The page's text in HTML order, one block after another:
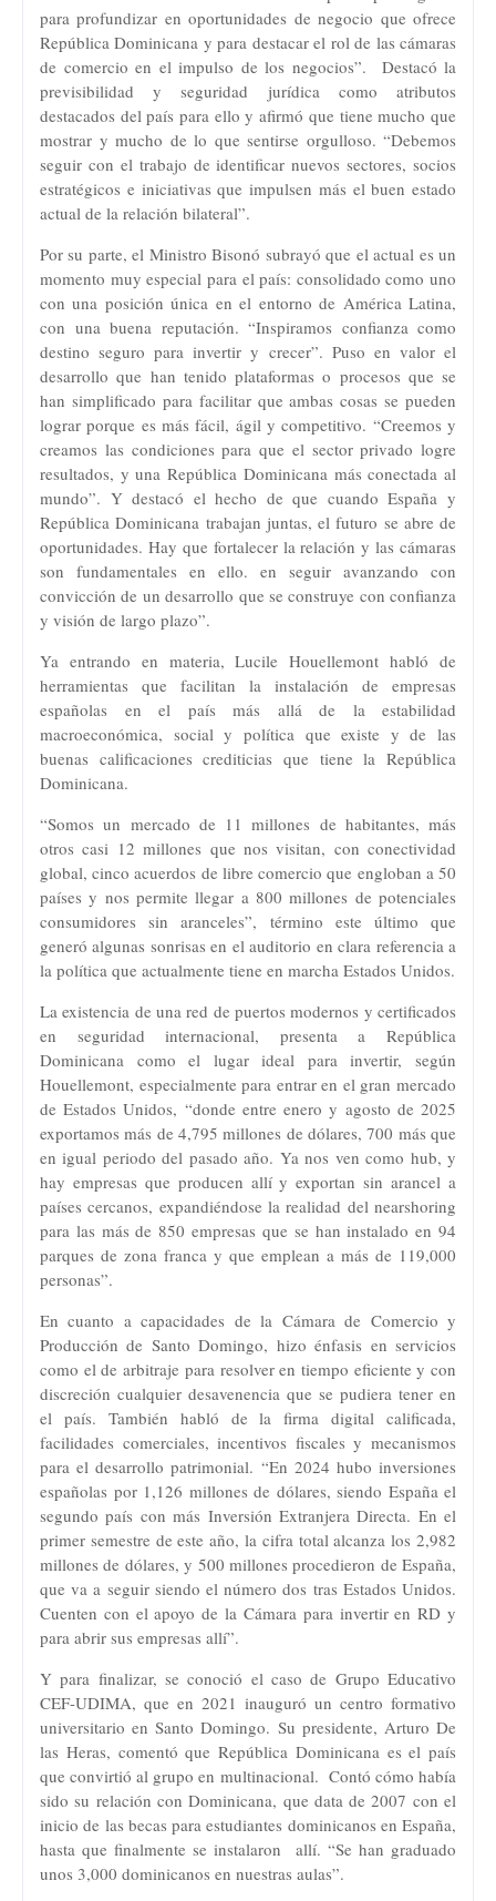
para profundizar en oportunidades de negocio que ofrece
República Dominicana y para destacar el rol de las cámaras
de comercio en el impulso de los negocios”. Destacó la
previsibilidad y seguridad jurídica como atributos
destacados del país para ello y afirmó que tiene mucho que
mostrar y mucho de lo que sentirse orgulloso. “Debemos
seguir con el trabajo de identificar nuevos sectores, socios
estratégicos e iniciativas que impulsen más el buen estado
actual de la relación bilateral”.
Por su parte, el Ministro Bisonó subrayó que el actual es un
momento muy especial para el país: consolidado como uno
con una posición única en el entorno de América Latina,
con una buena reputación. “Inspiramos confianza como
destino seguro para invertir y crecer”. Puso en valor el
desarrollo que han tenido plataformas o procesos que se
han simplificado para facilitar que ambas cosas se pueden
lograr porque es más fácil, ágil y competitivo. “Creemos y
creamos las condiciones para que el sector privado logre
resultados, y una República Dominicana más conectada al
mundo”. Y destacó el hecho de que cuando España y
República Dominicana trabajan juntas, el futuro se abre de
oportunidades. Hay que fortalecer la relación y las cámaras
son fundamentales en ello. en seguir avanzando con
convicción de un desarrollo que se construye con confianza
y visión de largo plazo”.
Ya entrando en materia, Lucile Houellemont habló de
herramientas que facilitan la instalación de empresas
españolas en el país más allá de la estabilidad
macroeconómica, social y política que existe y de las
buenas calificaciones crediticias que tiene la República
Dominicana.
“Somos un mercado de 11 millones de habitantes, más
otros casi 12 millones que nos visitan, con conectividad
global, cinco acuerdos de libre comercio que engloban a 50
países y nos permite llegar a 800 millones de potenciales
consumidores sin aranceles”, término este último que
generó algunas sonrisas en el auditorio en clara referencia a
la política que actualmente tiene en marcha Estados Unidos.
La existencia de una red de puertos modernos y certificados
en seguridad internacional, presenta a República
Dominicana como el lugar ideal para invertir, según
Houellemont, especialmente para entrar en el gran mercado
de Estados Unidos, “donde entre enero y agosto de 2025
exportamos más de 4,795 millones de dólares, 700 más que
en igual periodo del pasado año. Ya nos ven como hub, y
hay empresas que producen allí y exportan sin arancel a
países cercanos, expandiéndose la realidad del nearshoring
para las más de 850 empresas que se han instalado en 94
parques de zona franca y que emplean a más de 119,000
personas”.
En cuanto a capacidades de la Cámara de Comercio y
Producción de Santo Domingo, hizo énfasis en servicios
como el de arbitraje para resolver en tiempo eficiente y con
discreción cualquier desavenencia que se pudiera tener en
el país. También habló de la firma digital calificada,
facilidades comerciales, incentivos fiscales y mecanismos
para el desarrollo patrimonial. “En 2024 hubo inversiones
españolas por 1,126 millones de dólares, siendo España el
segundo país con más Inversión Extranjera Directa. En el
primer semestre de este año, la cifra total alcanza los 2,982
millones de dólares, y 500 millones procedieron de España,
que va a seguir siendo el número dos tras Estados Unidos.
Cuenten con el apoyo de la Cámara para invertir en RD y
para abrir sus empresas allí”.
Y para finalizar, se conoció el caso de Grupo Educativo
CEF-UDIMA, que en 2021 inauguró un centro formativo
universitario en Santo Domingo. Su presidente, Arturo De
las Heras, comentó que República Dominicana es el país
que convirtió al grupo en multinacional. Contó cómo había
sido su relación con Dominicana, que data de 2007 con el
inicio de las becas para estudiantes dominicanos en España,
hasta que finalmente se instalaron allí. “Se han graduado
unos 3,000 dominicanos en nuestras aulas”.